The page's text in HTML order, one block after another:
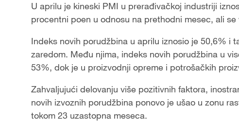
U aprilu je kineski PMI u prerađivačkoj industriji
procentni poen u odnosu na prethodni mesec, ali
Indeks novih porudžbina u aprilu iznosio je 50,6% i
zaredom. Među njima, indeks novih porudžbina u
53%, dok je u proizvodnji opreme i potrošačkih
Zahvaljujući delovanju više pozitivnih faktora,
novih izvoznih porudžbina ponovo je ušao u zonu
tokom 23 uzastopna meseca.